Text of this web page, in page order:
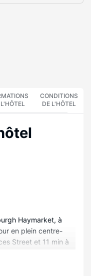
CONDITIONS
DE L'HÔTEL
Haymarket, à
en plein centre-
Street et 11 min à
Stade Murrayfield.